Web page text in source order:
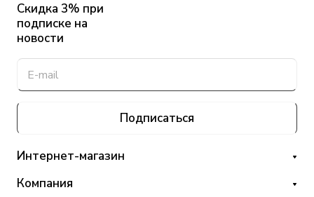
Скидка 3% при
подписке на
новости
Подписаться
Интернет-магазин
Компания